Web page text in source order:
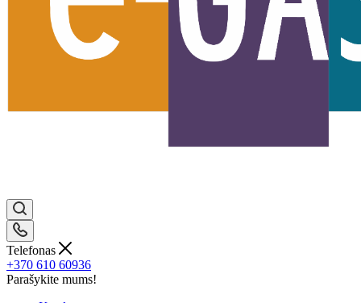
Telefonas
+370 610 60936
Parašykite mums!